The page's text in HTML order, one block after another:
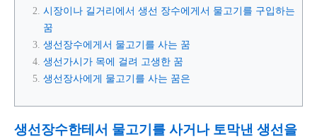
시장이나 길거리에서 생선 장수에게서 물고기를 구입하는
꿈
생선장수에게서 물고기를 사는 꿈
생선가시가 목에 걸려 고생한 꿈
생선장사에게 물고기를 사는 꿈은
생선장수한테서 물고기를 사거나 토막낸 생선을